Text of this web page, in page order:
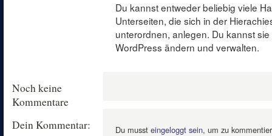
Du kannst entweder beliebig viele
Unterseiten, die sich in der
unterordnen, anlegen. Du kannst
WordPress ändern und verwalten.
Noch keine
Kommentare
Dein Kommentar:
Du musst eingeloggt sein, um zu